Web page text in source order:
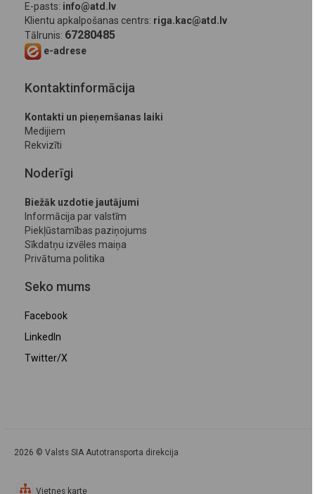
E-pasts: info@atd.lv
Klientu apkalpošanas centrs: riga.kac@atd.lv
Tālrunis: 67280485
e-adrese
Kontaktinformācija
Kontakti un pieņemšanas laiki
Medijiem
Rekvizīti
Noderīgi
Biežāk uzdotie jautājumi
Informācija par valstīm
Piekļūstamības paziņojums
Sīkdatņu izvēles maiņa
Privātuma politika
Seko mums
Facebook
LinkedIn
Twitter/X
2026 © Valsts SIA Autotransporta direkcija
Vietnes karte